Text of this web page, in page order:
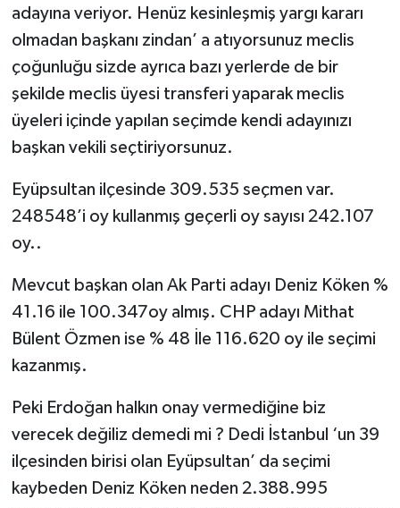
adayına veriyor. Henüz kesinleşmiş yargı kararı
olmadan başkanı zindan’ a atıyorsunuz meclis
çoğunluğu sizde ayrıca bazı yerlerde de bir
şekilde meclis üyesi transferi yaparak meclis
üyeleri içinde yapılan seçimde kendi adayınızı
başkan vekili seçtiriyorsunuz.
Eyüpsultan ilçesinde 309.535 seçmen var.
248548’i oy kullanmış geçerli oy sayısı 242.107
oy..
Mevcut başkan olan Ak Parti adayı Deniz Köken %
41.16 ile 100.347oy almış. CHP adayı Mithat
Bülent Özmen ise % 48 İle 116.620 oy ile seçimi
kazanmış.
Peki Erdoğan halkın onay vermediğine biz
verecek değiliz demedi mi ? Dedi İstanbul ‘un 39
ilçesinden birisi olan Eyüpsultan’ da seçimi
kaybeden Deniz Köken neden 2.388.995